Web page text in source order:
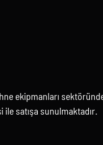
ekipmanları
ile satışa sunulmaktadır.